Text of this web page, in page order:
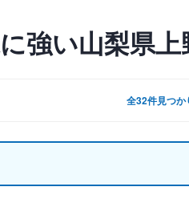
強い山梨県
全32件見つか